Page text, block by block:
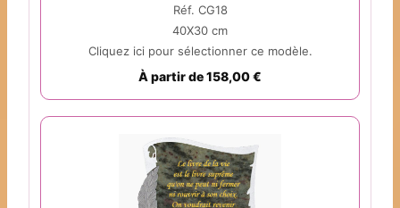
Réf. CG18
40X30 cm
Cliquez ici pour sélectionner ce modèle.
À partir de 158,00 €